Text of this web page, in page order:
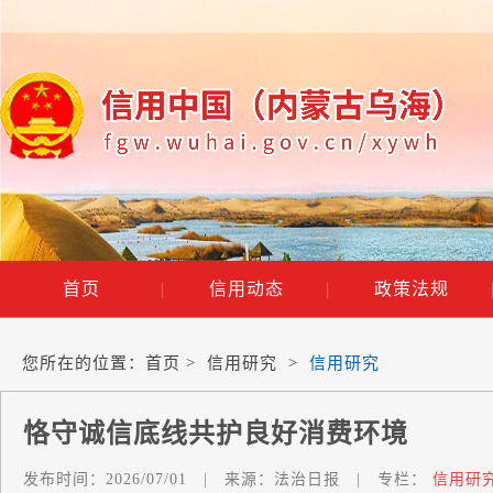
首页 | 信用动态 | 政策法规
您所在的位置： 首页 > 信用研究 > 信用研究
恪守诚信底线共护良好消费环境
发布时间： 2026/07/01 来源： 法治日报 专栏： 信用研